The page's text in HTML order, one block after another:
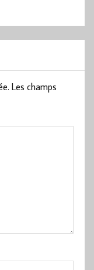
Les champs